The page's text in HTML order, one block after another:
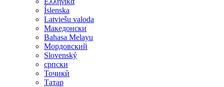
Íslenska
Latviešu valoda
Македонски
Bahasa Melayu
Мордовский
Slovenský
српски
Тоҷикӣ
Татар